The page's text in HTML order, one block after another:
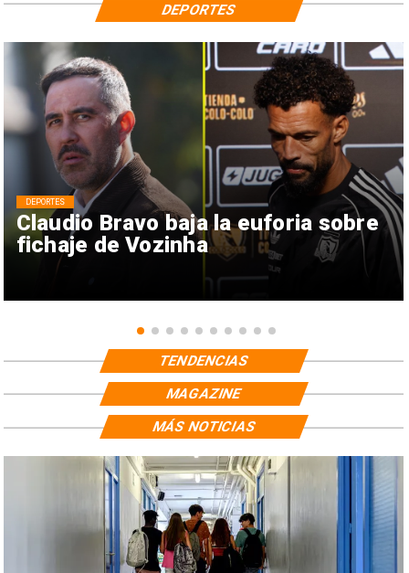
Claudio Bravo baja la euforia sobre
fichaje de Vozinha
DEPORTES
DEPORTES
TENDENCIAS
MAGAZINE
MÁS NOTICIAS